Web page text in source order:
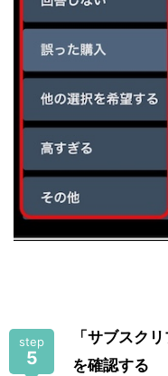
step
5
「サブスク
を確認する